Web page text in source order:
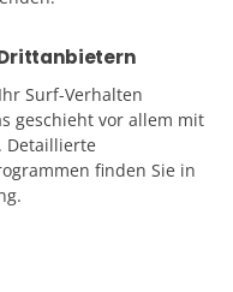
Surf-Verhalten
geschieht vor allem mit
Detaillierte
finden Sie in